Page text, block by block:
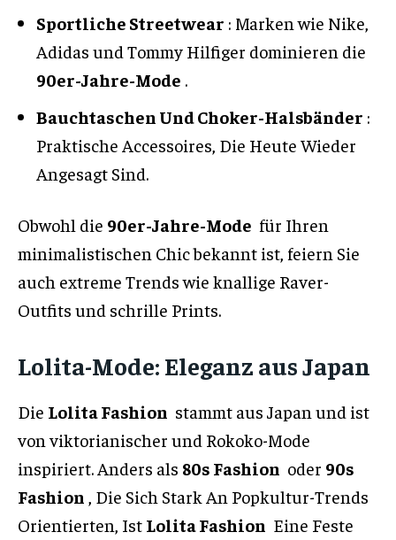
Sportliche Streetwear : Marken wie Nike,
Adidas und Tommy Hilfiger dominieren die
90er-Jahre-Mode .
Bauchtaschen Und Choker-Halsbänder :
Praktische Accessoires, Die Heute Wieder
Angesagt Sind.
Obwohl die 90er-Jahre-Mode für Ihren
minimalistischen Chic bekannt ist, feiern Sie
auch extreme Trends wie knallige Raver-
Outfits und schrille Prints.
Lolita-Mode: Eleganz aus Japan
Die Lolita Fashion stammt aus Japan und ist
von viktorianischer und Rokoko-Mode
inspiriert. Anders als 80s Fashion oder 90s
Fashion , Die Sich Stark An Popkultur-Trends
Orientierten, Ist Lolita Fashion Eine Feste